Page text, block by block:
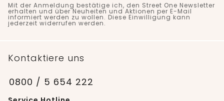
Mit der Anmeldung bestätige ich, den Street One Newsletter
erhalten und über Neuheiten und Aktionen per E-Mail
informiert werden zu wollen. Diese Einwilligung kann
jederzeit widerrufen werden.
Kontaktiere uns
0800 / 5 654 222